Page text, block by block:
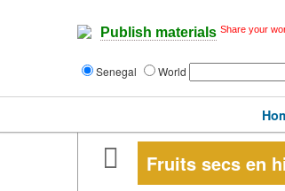
Publish materials Share your
Senegal World
Fruits secs en